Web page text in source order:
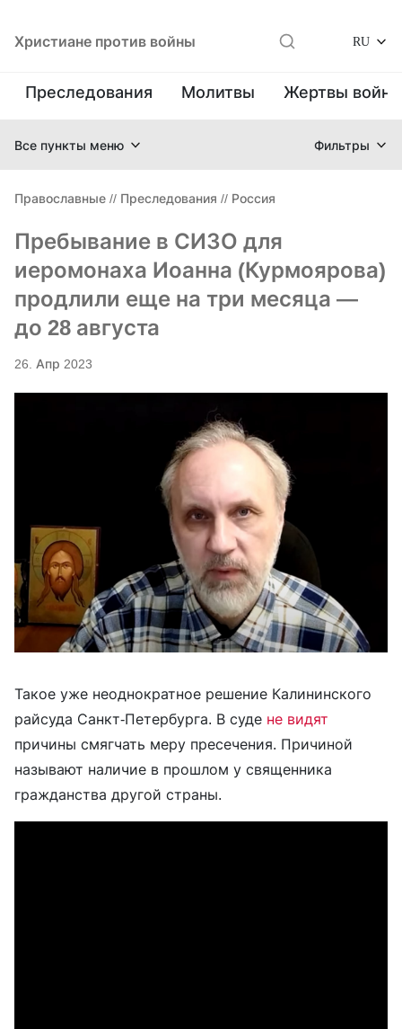
Христиане против войны RU
Преследования Молитвы Жертвы
Все пункты меню Фильтры
Православные // Преследования // Россия
Пребывание в СИЗО для
иеромонаха Иоанна (Курмоярова)
продлили еще на три месяца —
до 28 августа
26. Апр 2023
Такое уже неоднократное решение Калининского
райсуда Санкт-Петербурга. В суде не видят
причины смягчать меру пресечения. Причиной
называют наличие в прошлом у священника
гражданства другой страны.